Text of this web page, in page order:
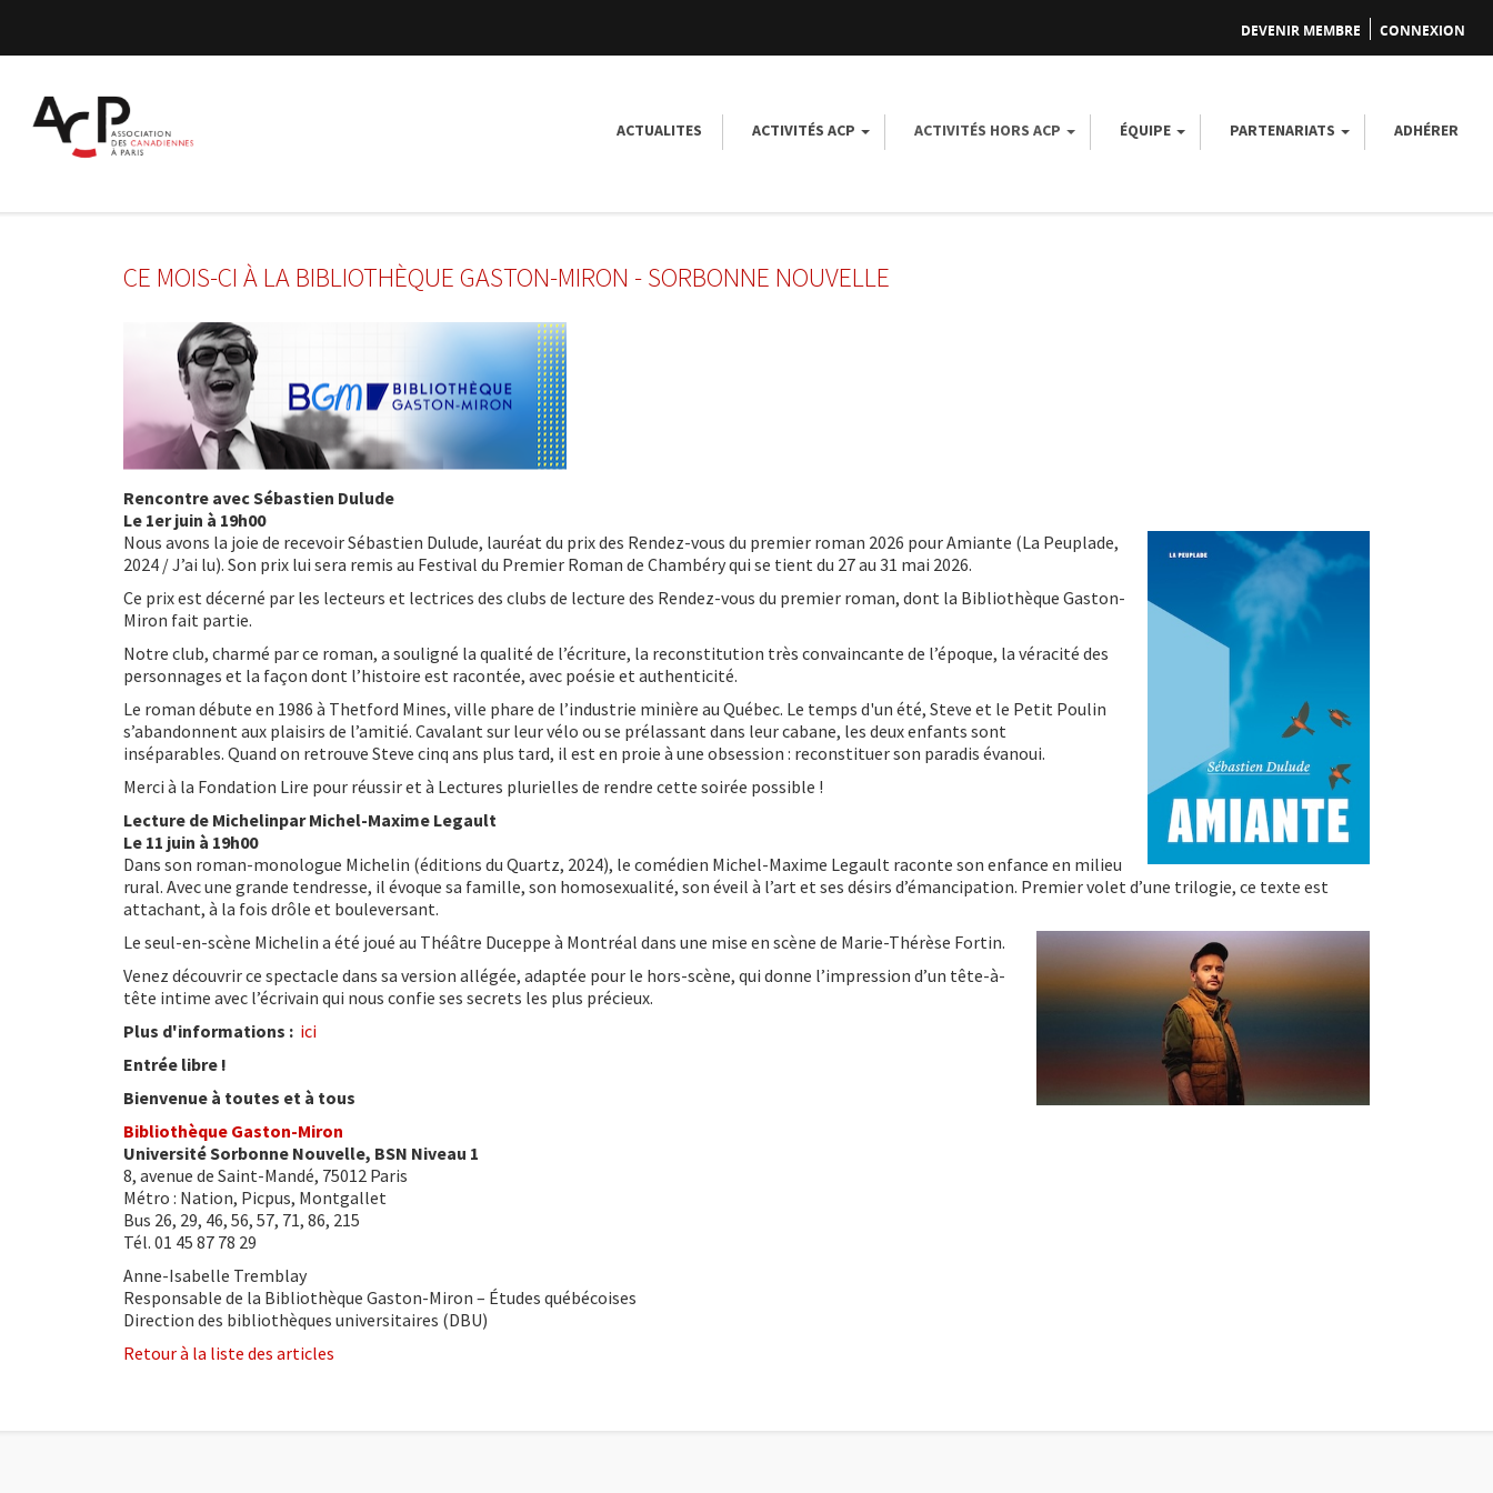
DEVENIR MEMBRE CONNEXION
ACTUALITES ACTIVITÉS ACP ACTIVITÉS HORS ACP ÉQUIPE PARTENARIATS ADHÉRER
CE MOIS-CI À LA BIBLIOTHÈQUE GASTON-MIRON - SORBONNE NOUVELLE
Rencontre avec Sébastien Dulude
Le 1er juin à 19h00
Nous avons la joie de recevoir Sébastien Dulude, lauréat du prix des Rendez-vous du premier roman 2026 pourAmiante (La Peuplade,
2024 / J’ai lu). Son prix lui sera remis au Festival du Premier Roman de Chambéry qui se tient du 27 au 31 mai 2026.
Ce prix est décerné par les lecteurs et lectrices des clubs de lecture des Rendez-vous du premier roman, dont la Bibliothèque Gaston-
Miron fait partie.
Notre club, charmé par ce roman, a souligné la qualité de l’écriture, la reconstitution très convaincante de l’époque, la véracité des
personnages et la façon dont l’histoire est racontée, avec poésie et authenticité.
Le roman débute en 1986 à Thetford Mines, ville phare de l’industrie minière au Québec. Le temps d'un été, Steve et le Petit Poulin
s’abandonnent aux plaisirs de l’amitié. Cavalant sur leur vélo ou se prélassant dans leur cabane, les deux enfants sont
inséparables. Quand on retrouve Steve cinq ans plus tard, il est en proie à une obsession : reconstituer son paradis évanoui.
Merci à la Fondation Lire pour réussir et à Lectures plurielles de rendre cette soirée possible !
Lecture de Michelinpar Michel-Maxime Legault
Le 11 juin à 19h00
Dans son roman-monologue Michelin (éditions du Quartz, 2024), le comédien Michel-Maxime Legault raconte son enfance en milieu
rural. Avec une grande tendresse, il évoque sa famille, son homosexualité, son éveil à l’art et ses désirs d’émancipation. Premier volet d’une trilogie, ce texte est
attachant, à la fois drôle et bouleversant.
Le seul-en-scène Michelin a été joué au Théâtre Duceppe à Montréal dans une mise en scène de Marie-Thérèse Fortin.
Venez découvrir ce spectacle dans sa version allégée, adaptée pour le hors-scène, qui donne l’impression d’un tête-à-
tête intime avec l’écrivain qui nous confie ses secrets les plus précieux.
Plus d'informations : ici
Entrée libre !
Bienvenue à toutes et à tous
Bibliothèque Gaston-Miron
Université Sorbonne Nouvelle, BSN Niveau 1
8, avenue de Saint-Mandé, 75012 Paris
Métro : Nation, Picpus, Montgallet
Bus 26, 29, 46, 56, 57, 71, 86, 215
Tél. 01 45 87 78 29
Anne-Isabelle Tremblay
Responsable de la Bibliothèque Gaston-Miron – Études québécoises
Direction des bibliothèques universitaires (DBU)
Retour à la liste des articles